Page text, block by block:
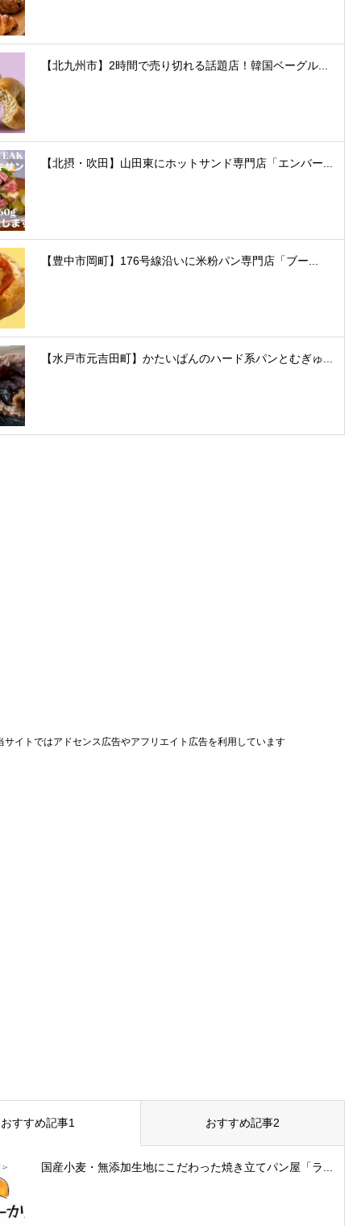
【北九州市】2時間で売り切れる話題店！韓国ベーグル...
【北摂・吹田】山田東にホットサンド専門店「エンバー...
【豊中市岡町】176号線沿いに米粉パン専門店「ブー...
【水戸市元吉田町】かたいぱんのハード系パンとむぎゅ...
サイトではアドセンス広告やアフリエイト広告を利用しています
おすすめ記事1 おすすめ記事2
国産小麦・無添加生地にこだわった焼き立てパン屋「ラ...